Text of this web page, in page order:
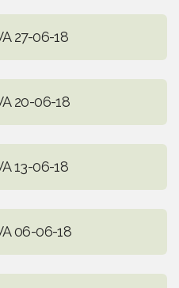
27-06-18
20-06-18
13-06-18
06-06-18